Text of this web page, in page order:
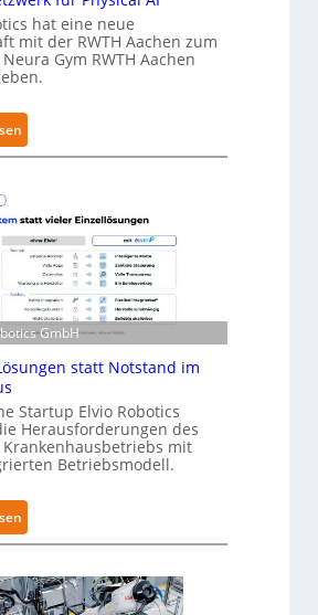
S
e
c
u
r
t
L
e
e
l
-
2
Z
e
r
i
f
z
i
hat eine neue
mit der RWTH Aachen zum
Gym RWTH Aachen
N
r
a
o
b
o
t
c
s
e
r
w
i
e
GmbH
statt Notstand im
Startup Elvio Robotics
Herausforderungen des
mit
Betriebsmodell.
A
t
o